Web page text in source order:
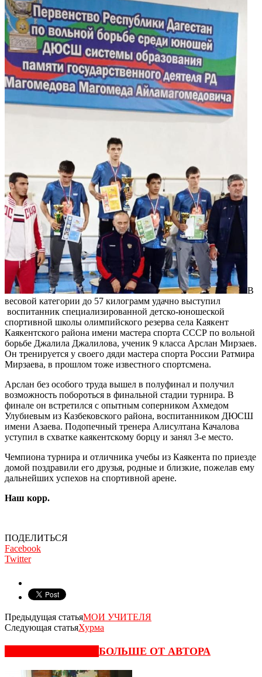
В
весовой категории до 57 килограмм удачно выступил
воспитанник специализированной детско-юношеской
спортивной школы олимпийского резерва села Каякент
Каякентского района имени мастера спорта СССР по вольной
борьбе Джалила Джалилова, ученик 9 класса Арслан Мирзаев.
Он тренируется у своего дяди мастера спорта России Ратмира
Мирзаева, в прошлом тоже известного спортсмена.
Арслан без особого труда вышел в полуфинал и получил
возможность побороться в финальной стадии турнира. В
финале он встретился с опытным соперником Ахмедом
Улубиевым из Казбековского района, воспитанником ДЮСШ
имени Азаева. Подопечный тренера Алисултана Качалова
уступил в схватке каякентскому борцу и занял 3-е место.
Чемпиона турнира и отличника учебы из Каякента по приезде
домой поздравили его друзья, родные и близкие, пожелав ему
дальнейших успехов на спортивной арене.
Наш корр.
ПОДЕЛИТЬСЯ
Facebook
Twitter
Предыдущая статьяМОИ УЧИТЕЛЯ
Следующая статьяХурма
БОЛЬШЕ ОТ АВТОРА